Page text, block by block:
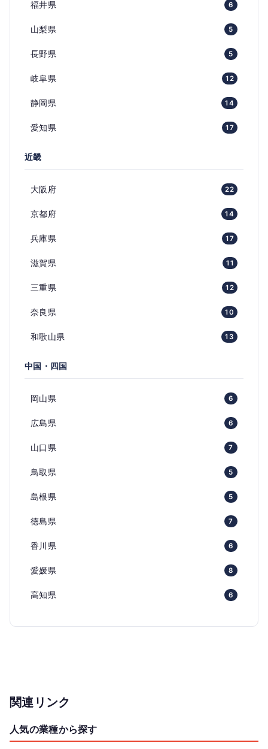
福井県 6
山梨県 5
長野県 5
岐阜県 12
静岡県 14
愛知県 17
近畿
大阪府 22
京都府 14
兵庫県 17
滋賀県 11
三重県 12
奈良県 10
和歌山県 13
中国・四国
岡山県 6
広島県 6
山口県 7
鳥取県 5
島根県 5
徳島県 7
香川県 6
愛媛県 8
高知県 6
関連リンク
人気の業種から探す